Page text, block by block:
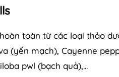
toàn từ các loại thảo
(yến mạch), Cayenne
pwl (bạch quả),...